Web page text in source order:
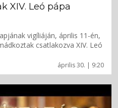
április 30. | 9:20
XIV. Leó pápa
vigíliáján, április 11-én,
csatlakozva XIV. Leó